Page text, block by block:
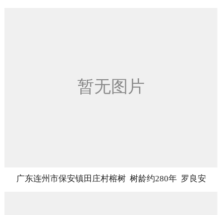
广东连州市保安镇田庄村榕树 树龄约280年 罗良安